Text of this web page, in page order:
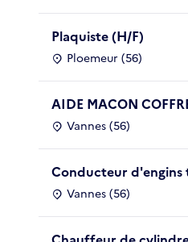
Plaquiste (H/F)
Ploemeur (56)
AIDE MACON
Vannes (56)
Conducteur d'engins
Vannes (56)